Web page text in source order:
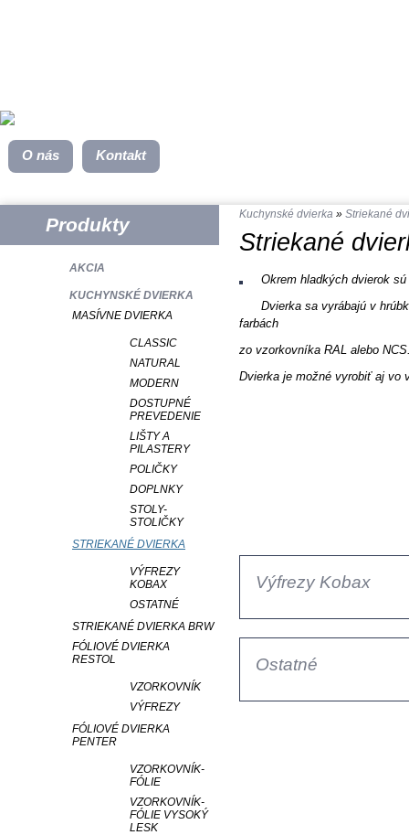
O nás Kontakt
Produkty
AKCIA
KUCHYNSKÉ DVIERKA
MASÍVNE DVIERKA
CLASSIC
NATURAL
MODERN
DOSTUPNÉ
PREVEDENIE
LIŠTY A
PILASTERY
POLIČKY
DOPLNKY
STOLY-
STOLIČKY
STRIEKANÉ DVIERKA
VÝFREZY
KOBAX
OSTATNÉ
STRIEKANÉ DVIERKA BRW
FÓLIOVÉ DVIERKA
RESTOL
VZORKOVNÍK
VÝFREZY
FÓLIOVÉ DVIERKA
PENTER
VZORKOVNÍK-
FÓLIE
VZORKOVNÍK-
FÓLIE VYSOKÝ
LESK
Striekané
Kuchynské dvierka » Striekané
Okrem hladkých dvierok
Dvierka sa vyrábajú v
farbách
zo vzorkovníka RAL alebo
Dvierka je možné vyrobiť aj vo
Výfrezy Kobax
Ostatné